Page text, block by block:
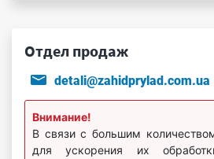
Отдел продаж
detali@zahidprylad.com.ua
Внимание!
В связи с большим
для ускорения их